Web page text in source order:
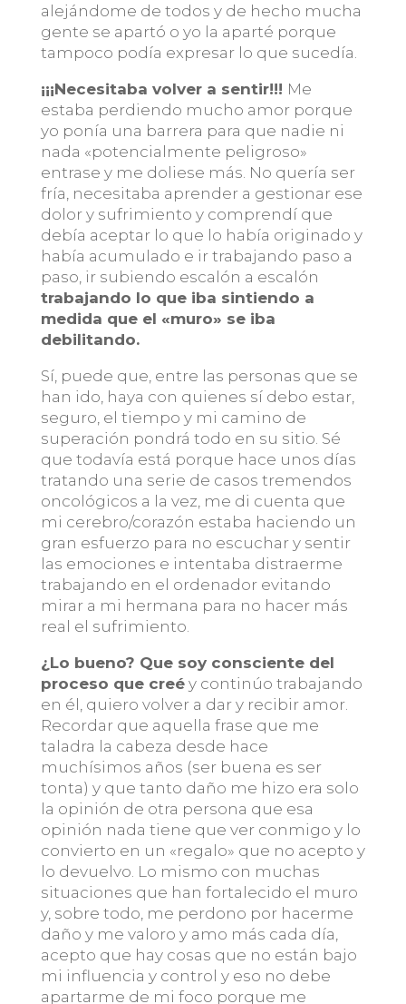
alejándome de todos y de hecho mucha
gente se apartó o yo la aparté porque
tampoco podía expresar lo que sucedía.
¡¡¡Necesitaba volver a sentir!!! Me
estaba perdiendo mucho amor porque
yo ponía una barrera para que nadie ni
nada «potencialmente peligroso»
entrase y me doliese más. No quería ser
fría, necesitaba aprender a gestionar ese
dolor y sufrimiento y comprendí que
debía aceptar lo que lo había originado y
había acumulado e ir trabajando paso a
paso, ir subiendo escalón a escalón
trabajando lo que iba sintiendo a
medida que el «muro» se iba
debilitando.
Sí, puede que, entre las personas que se
han ido, haya con quienes sí debo estar,
seguro, el tiempo y mi camino de
superación pondrá todo en su sitio. Sé
que todavía está porque hace unos días
tratando una serie de casos tremendos
oncológicos a la vez, me di cuenta que
mi cerebro/corazón estaba haciendo un
gran esfuerzo para no escuchar y sentir
las emociones e intentaba distraerme
trabajando en el ordenador evitando
mirar a mi hermana para no hacer más
real el sufrimiento.
¿Lo bueno? Que soy consciente del
proceso que creéy continúo trabajando
en él, quiero volver a dar y recibir amor.
Recordar que aquella frase que me
taladra la cabeza desde hace
muchísimos años (ser buena es ser
tonta) y que tanto daño me hizo era solo
la opinión de otra persona que esa
opinión nada tiene que ver conmigo y lo
convierto en un «regalo» que no acepto y
lo devuelvo. Lo mismo con muchas
situaciones que han fortalecido el muro
y, sobre todo, me perdono por hacerme
daño y me valoro y amo más cada día,
acepto que hay cosas que no están bajo
mi influencia y control y eso no debe
apartarme de mi foco porque me